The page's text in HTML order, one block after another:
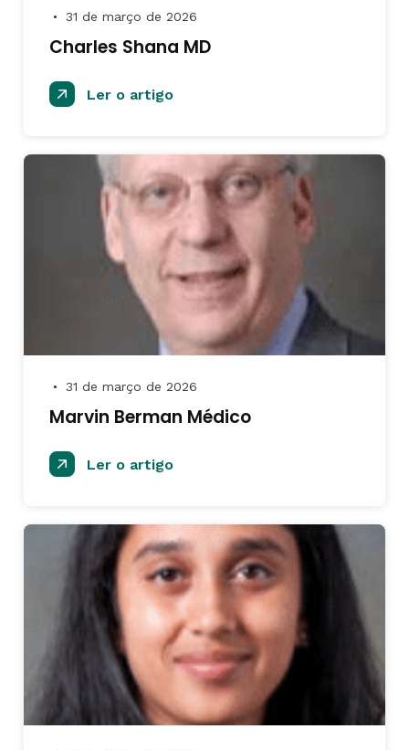
● 31 de março de 2026
Charles Shana MD
Ler o artigo
● 31 de março de 2026
Marvin Berman Médico
Ler o artigo